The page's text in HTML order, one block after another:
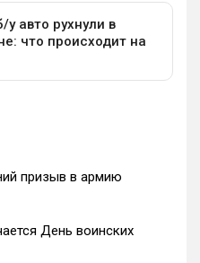
призыв в армию
День воинских